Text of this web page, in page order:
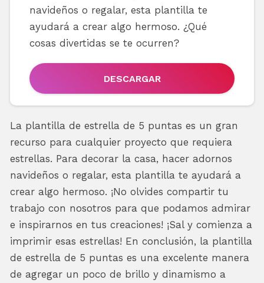
navideños o regalar, esta plantilla te
ayudará a crear algo hermoso. ¿Qué
cosas divertidas se te ocurren?
DESCARGAR
La plantilla de estrella de 5 puntas es un gran
recurso para cualquier proyecto que requiera
estrellas. Para decorar la casa, hacer adornos
navideños o regalar, esta plantilla te ayudará a
crear algo hermoso. ¡No olvides compartir tu
trabajo con nosotros para que podamos admirar
e inspirarnos en tus creaciones! ¡Sal y comienza a
imprimir esas estrellas! En conclusión, la plantilla
de estrella de 5 puntas es una excelente manera
de agregar un poco de brillo y dinamismo a